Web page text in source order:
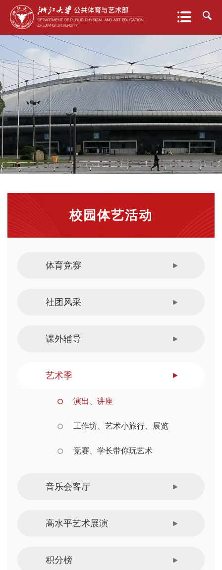
校园体艺活动
体育竞赛
社团风采
课外辅导
艺术季
演出、讲座
工作坊、艺术小旅行、展览
竞赛、学长带你玩艺术
音乐会客厅
高水平艺术展演
积分榜